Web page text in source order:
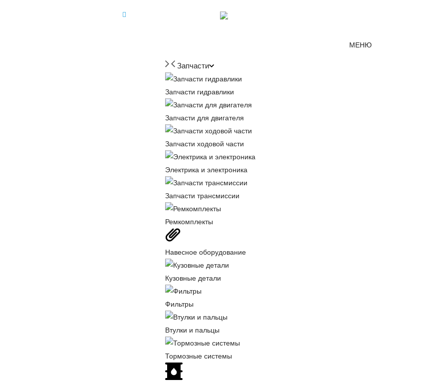
Мессенджер MAX
МЕНЮ
Запчасти
Запчасти гидравлики
Запчасти для двигателя
Запчасти ходовой части
Электрика и электроника
Запчасти трансмиссии
Ремкомплекты
Навесное оборудование
Кузовные детали
Фильтры
Втулки и пальцы
Тормозные системы